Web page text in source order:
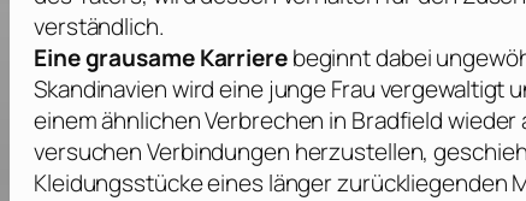
verständlich.
Eine grausame Karrierebeginnt dabei
Skandinavien wird eine junge Frau
einem ähnlichen Verbrechen in Bradfield
versuchen Verbindungen herzustellen,
Kleidungsstücke eines länger zurückliegenden